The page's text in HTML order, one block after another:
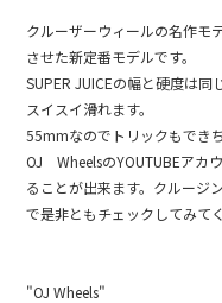
クルーザーウィールの名作モ
させた新定番モデルです。
SUPER JUICEの幅と硬度は
スイスイ滑れます。
55mmなのでトリックもできち
OJ WheelsのYOUTUBEアカ
ることが出来ます。クルージ
で是非ともチェックしてみて
"OJ Wheels"